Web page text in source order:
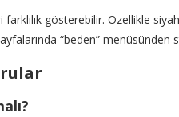
gösterebilir. Özellikle
“beden”